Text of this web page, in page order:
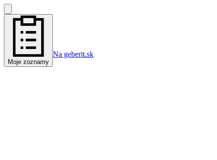
Moje zoznamy
Na geberit.sk